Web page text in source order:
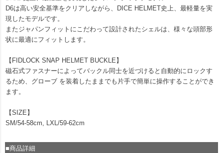
D6は高い安全基準をクリアしながら、DICE HELMET史上、最軽量を実
現したモデルです。
またジャパンフィットにこだわって設計されたシェルは、様々な頭部形
状に最適にフィットします。
【FIDLOCK SNAP HELMET BUCKLE】
磁石式ファスナーによってバックル同士を近づけると自動的にロックす
るため、グローブ を装着したままでも片手で簡単に操作することができ
ます。
【SIZE】
SM/54-58cm, LXL/59-62cm
■商品詳細